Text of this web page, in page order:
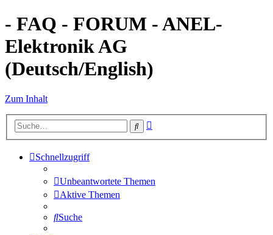
- FAQ - FORUM - ANEL-
Elektronik AG
(Deutsch/English)
Zum Inhalt
Suche
Schnellzugriff
Unbeantwortete Themen
Aktive Themen
Suche